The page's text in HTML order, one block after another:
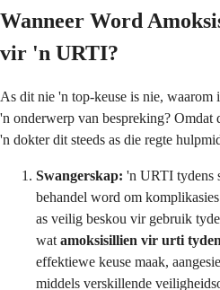
Wanneer Word
vir 'n URTI?
As dit nie 'n top-keuse is nie, waarom
'n onderwerp van bespreking? Omdat
'n dokter dit steeds as die regte
Swangerskap: 'n URTI tydens
behandel word om
as veilig beskou vir gebruik
watamoksisillien vir urti
effektiewe keuse maak,
middels verskillende